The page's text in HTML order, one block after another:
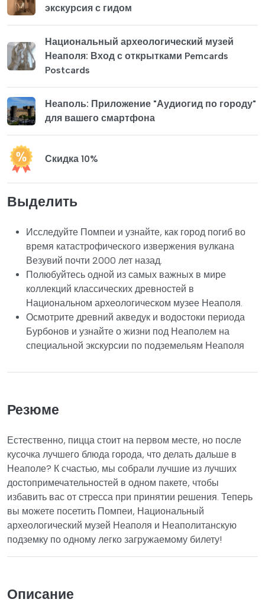
экскурсия с гидом
Национальный археологический музей
Неаполя: Вход с открытками Pemcards
Postcards
Неаполь: Приложение "Аудиогид по городу"
для вашего смартфона
Скидка 10%
Выделить
Исследуйте Помпеи и узнайте, как город погиб во
время катастрофического извержения вулкана
Везувий почти 2000 лет назад.
Полюбуйтесь одной из самых важных в мире
коллекций классических древностей в
Национальном археологическом музее Неаполя.
Осмотрите древний акведук и водостоки периода
Бурбонов и узнайте о жизни под Неаполем на
специальной экскурсии по подземельям Неаполя
Резюме
Естественно, пицца стоит на первом месте, но после
кусочка лучшего блюда города, что делать дальше в
Неаполе? К счастью, мы собрали лучшие из лучших
достопримечательностей в одном пакете, чтобы
избавить вас от стресса при принятии решения. Теперь
вы можете посетить Помпеи, Национальный
археологический музей Неаполя и Неаполитанскую
подземку по одному легко загружаемому билету!
Описание